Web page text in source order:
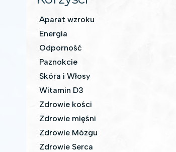
Aparat wzroku
Energia
Odporność
Paznokcie
Skóra i Włosy
Witamin D3
Zdrowie kości
Zdrowie mięśni
Zdrowie Mózgu
Zdrowie Serca